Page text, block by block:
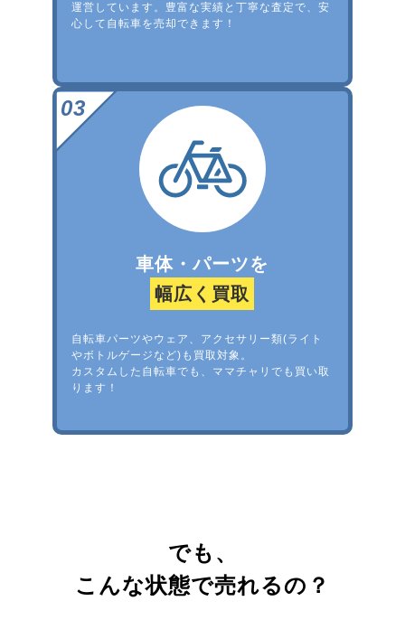
運営しています。豊富な実績と丁寧な査定で、安
心して自転車を売却できます！
車体・パーツを
幅広く買取
自転車パーツやウェア、アクセサリー類(ライト
やボトルゲージなど)も買取対象。
カスタムした自転車でも、ママチャリでも買い取
ります！
でも、
こんな状態で売れるの？